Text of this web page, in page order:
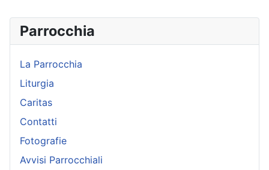
Parrocchia
La Parrocchia
Liturgia
Caritas
Contatti
Fotografie
Avvisi Parrocchiali